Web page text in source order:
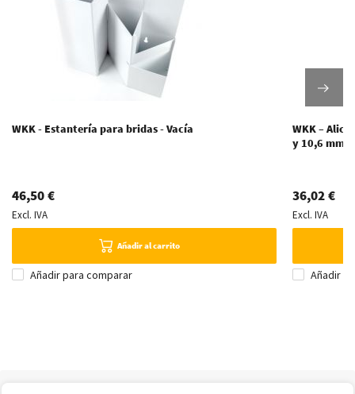
WKK - Estantería para bridas - Vacía
46,50 €
Excl. IVA
Añadir al carrito
Añadir para comparar
WKK –
y 10,6 mm
36,02 €
Excl. IVA
Añadir